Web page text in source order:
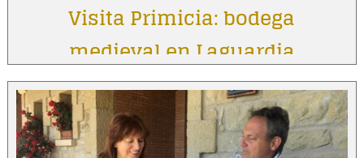
Visita Primicia: bodega
medieval en Laguardia